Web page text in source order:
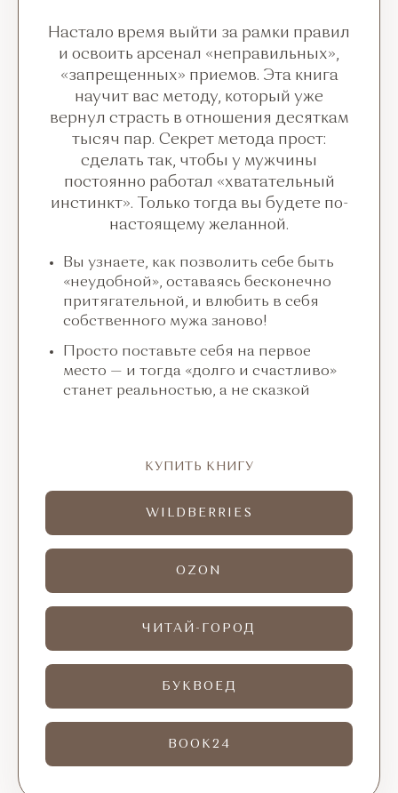
Настало время выйти за рамки правил
и освоить арсенал «неправильных»,
«запрещенных» приемов. Эта книга
научит вас методу, который уже
вернул страсть в отношения десяткам
тысяч пар. Секрет метода прост:
сделать так, чтобы у мужчины
постоянно работал «хватательный
инстинкт». Только тогда вы будете по-
настоящему желанной.
Вы узнаете, как позволить себе быть
«неудобной», оставаясь бесконечно
притягательной, и влюбить в себя
собственного мужа заново!
Просто поставьте себя на первое
место — и тогда «долго и счастливо»
станет реальностью, а не сказкой
КУПИТЬ КНИГУ
WILDBERRIES
OZON
ЧИТАЙ-ГОРОД
БУКВОЕД
BOOK24